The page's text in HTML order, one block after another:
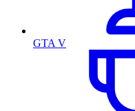
GTA V